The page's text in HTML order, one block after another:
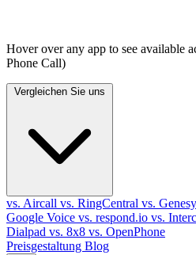
Hover over any app to see available
Phone Call)
vs. Aircall vs. RingCentral vs.
Google Voice vs. respond.io vs.
Dialpad vs. 8x8 vs. OpenPhone
Preisgestaltung Blog